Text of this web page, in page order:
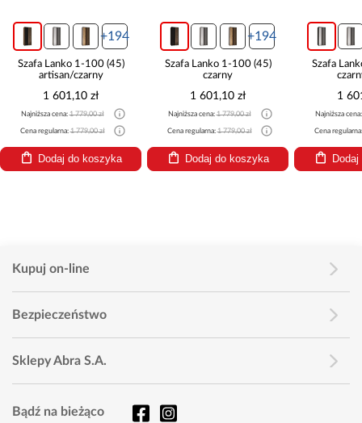
+194
Szafa Lanko 1-100 (45)
artisan/czarny
1 601,10 zł
Najniższa cena:1 779,00 zł
Cena regularna:1 779,00 zł
Dodaj do koszyka
+194
Szafa Lanko 1-100 (45)
czarny
1 601,10 zł
Najniższa cena:1 779,00 zł
Cena regularna:1 779,00 zł
Dodaj do koszyka
Szafa
1
Najniższa
Cena
Kupuj on-line
Bezpieczeństwo
Sklepy Abra S.A.
Bądź na bieżąco